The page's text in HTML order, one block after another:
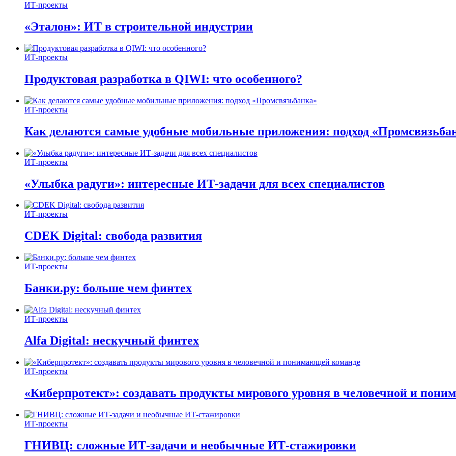
ИТ-проекты
«Эталон»: ИТ в строительной индустрии
ИТ-проекты
Продуктовая разработка в QIWI: что особенного?
ИТ-проекты
Как делаются самые удобные мобильные приложения: подход
ИТ-проекты
«Улыбка радуги»: интересные ИТ-задачи для всех специалистов
ИТ-проекты
CDEK Digital: свобода развития
ИТ-проекты
Банки.ру: больше чем финтех
ИТ-проекты
Alfa Digital: нескучный финтех
ИТ-проекты
«Киберпротект»: создавать продукты мирового уровня в человечной и
ИТ-проекты
ГНИВЦ: сложные ИТ‑задачи и необычные ИТ‑стажировки